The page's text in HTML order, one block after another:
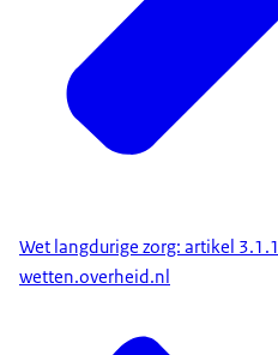
Wet langdurige zorg: artikel 3.1.1
wetten.overheid.nl